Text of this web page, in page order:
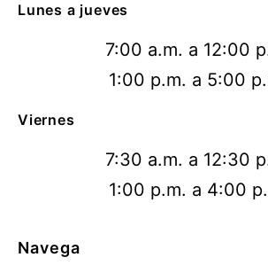
Lunes a jueves
7:00 a.m. a 12:00
1:00 p.m. a 5:00
Viernes
7:30 a.m. a 12:30
1:00 p.m. a 4:00
Navega